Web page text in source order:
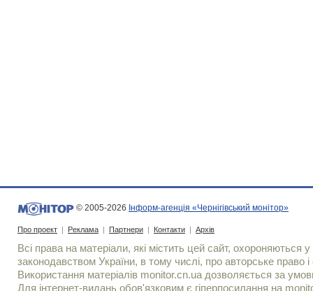
© 2005-2026 Інформ-агенція «Чернігівський монітор»
Про проект | Реклама | Партнери | Контакти | Архів
Всі права на матеріали, які містить цей сайт, охороняються у
законодавством України, в тому числі, про авторське право і
Використання матерiалiв monitor.cn.ua дозволяється за
Для iнтернет-видань обов'язковим є гiперпосилання на